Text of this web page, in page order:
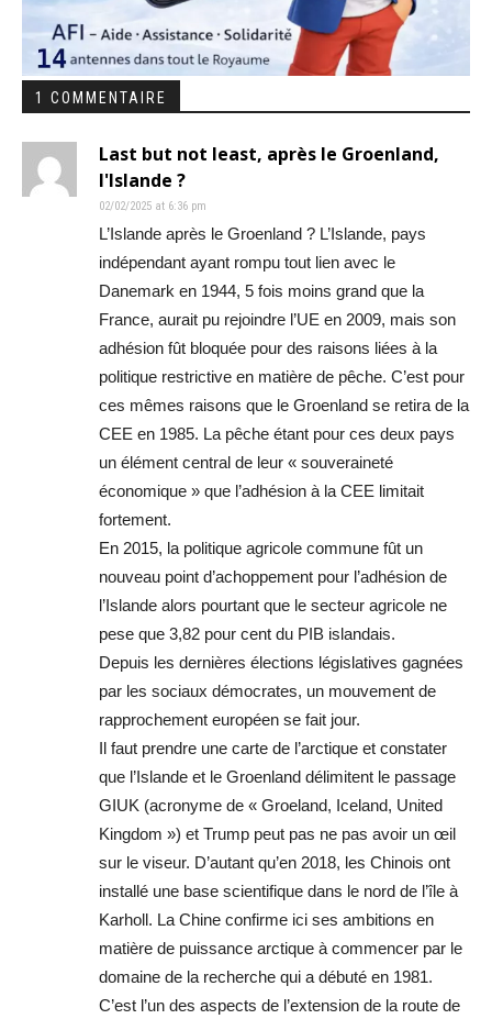
1 COMMENTAIRE
Last but not least, après le Groenland,
l'Islande ?
02/02/2025 at 6:36 pm
L’Islande après le Groenland ? L’Islande, pays
indépendant ayant rompu tout lien avec le
Danemark en 1944, 5 fois moins grand que la
France, aurait pu rejoindre l’UE en 2009, mais son
adhésion fût bloquée pour des raisons liées à la
politique restrictive en matière de pêche. C’est pour
ces mêmes raisons que le Groenland se retira de la
CEE en 1985. La pêche étant pour ces deux pays
un élément central de leur « souveraineté
économique » que l’adhésion à la CEE limitait
fortement.
En 2015, la politique agricole commune fût un
nouveau point d’achoppement pour l’adhésion de
l’Islande alors pourtant que le secteur agricole ne
pese que 3,82 pour cent du PIB islandais.
Depuis les dernières élections législatives gagnées
par les sociaux démocrates, un mouvement de
rapprochement européen se fait jour.
Il faut prendre une carte de l’arctique et constater
que l’Islande et le Groenland délimitent le passage
GIUK (acronyme de « Groeland, Iceland, United
Kingdom ») et Trump peut pas ne pas avoir un œil
sur le viseur. D’autant qu’en 2018, les Chinois ont
installé une base scientifique dans le nord de l’île à
Karholl. La Chine confirme ici ses ambitions en
matière de puissance arctique à commencer par le
domaine de la recherche qui a débuté en 1981.
C’est l’un des aspects de l’extension de la route de